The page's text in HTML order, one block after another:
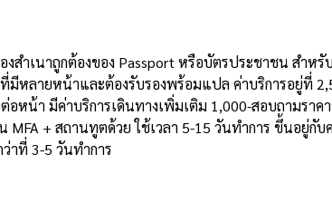
งสำเนาถูกต้องของ Passport หรือบัตรประชาชน สำ
มีหลายหน้าและต้องรับรองพร้อมแปล ค่าบริการอยู่ที่
น้า มีค่าบริการเดินทางเพิ่มเติม 1,000-สอบถามราค
MFA + สถานทูตด้วย ใช้เวลา 5-15 วันทำการ ขึ้นอยู่
าที่ 3-5 วันทำการ